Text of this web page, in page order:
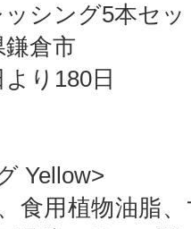
ッシング5本セ
倉市
り180日
Yellow>
食用植物油脂